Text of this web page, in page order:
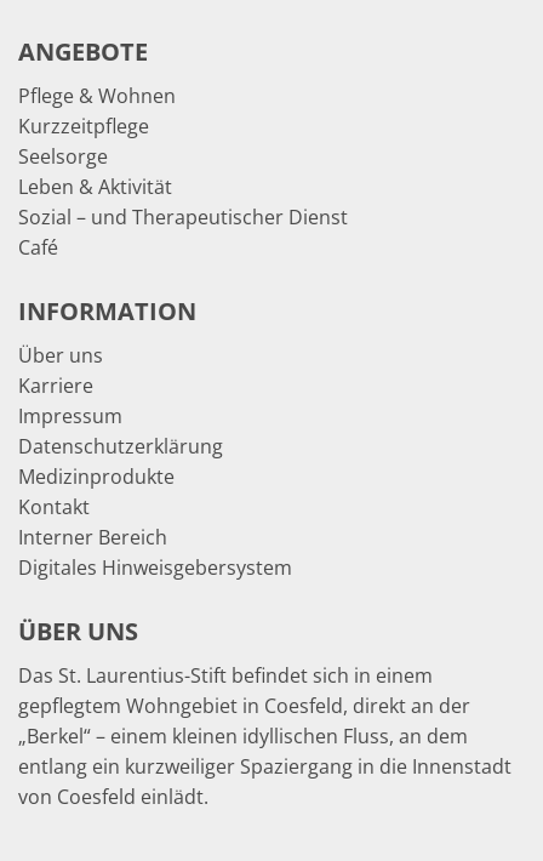
ANGEBOTE
Pflege & Wohnen
Kurzzeitpflege
Seelsorge
Leben & Aktivität
Sozial – und Therapeutischer Dienst
Café
INFORMATION
Über uns
Karriere
Impressum
Datenschutzerklärung
Medizinprodukte
Kontakt
Interner Bereich
Digitales Hinweisgebersystem
ÜBER UNS
Das St. Laurentius-Stift befindet sich in einem
gepflegtem Wohngebiet in Coesfeld, direkt an der
„Berkel“ – einem kleinen idyllischen Fluss, an dem
entlang ein kurzweiliger Spaziergang in die Innenstadt
von Coesfeld einlädt.